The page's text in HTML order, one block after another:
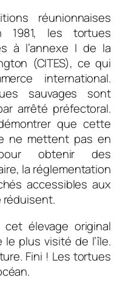
réunionnaises
1981, les tortues
à l’annexe I de la
(CITES), ce qui
international.
sauvages sont
arrêté préfectoral.
que cette
ne mettent pas en
obtenir des
la réglementation
accessibles aux
réduisent.
élevage original
plus visité de l’île.
Fini ! Les tortues